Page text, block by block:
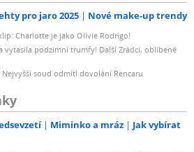
pro jaro 2025 Nové make-up trendy
Charlotte je jako Olivie Rodrigo!
vytasila podzimní trumfy! Další Zrádci, oblíbené
soud odmítl dovolání Rencaru
Miminko a mráz
Jak vybírat